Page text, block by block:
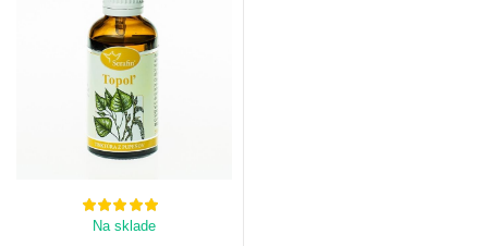
Na sklade